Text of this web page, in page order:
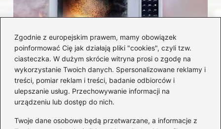
Zgodnie z europejskim prawem, mamy obowiązek
poinformować Cię jak działają pliki "cookies", czyli tzw.
ciasteczka. W dużym skrócie witryna prosi o zgodę na
wykorzystanie Twoich danych. Spersonalizowane reklamy i
treści, pomiar reklam i treści, badanie odbiorców i
ulepszanie usług. Przechowywanie informacji na
urządzeniu lub dostęp do nich.
Twoje dane osobowe będą przetwarzane, a informacje z
Czy można włożyć styropian do
mikrofalówki? Przewodnik po
bezpiecznym użytkowaniu sprzętu
kuchennego
Kategorie